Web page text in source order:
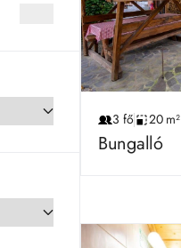
3 fő 20 m²
Bungalló